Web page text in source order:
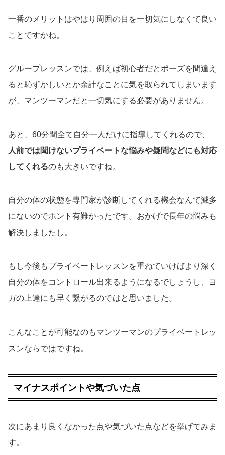
一番のメリットはやはり周囲の目を一切気にしなくて良い
ことですかね。
グループレッスンでは、例えば初心者だとポーズを間違え
ると恥ずかしいとか余計なことに気を取られてしまいます
が、マンツーマンだと一切気にする必要がありません。
あと、60分間全て自分一人だけに指導してくれるので、
人前では聞けないプライベートな悩みや疑問などにも対応
してくれるのも大きいですね。
自分の体の状態を専門家が診断してくれる機会なんて滅多
にないのでホント有難かったです。おかげで長年の悩みも
解決しましたし。
もし今後もプライベートレッスンを重ねていけばより深く
自分の体をコントロール出来るようになるでしょうし、ヨ
ガの上達にも早く繋がるのではと思いました。
こんなことが可能なのもマンツーマンのプライベートレッ
スンならではですね。
マイナスポイントや気づいた点
次にあまり良くなかった点や気づいた点などを挙げてみま
す。